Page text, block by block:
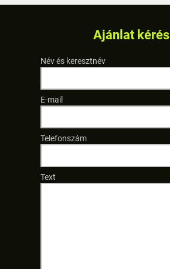
Ajánlat kérés
Név és keresztnév
E-mail
Telefonszám
Text